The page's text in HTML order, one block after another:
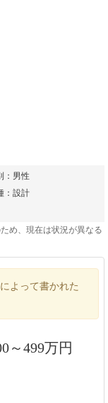
：男性
：設計
め、現在は状況が異なる
よって書かれた
～499万円